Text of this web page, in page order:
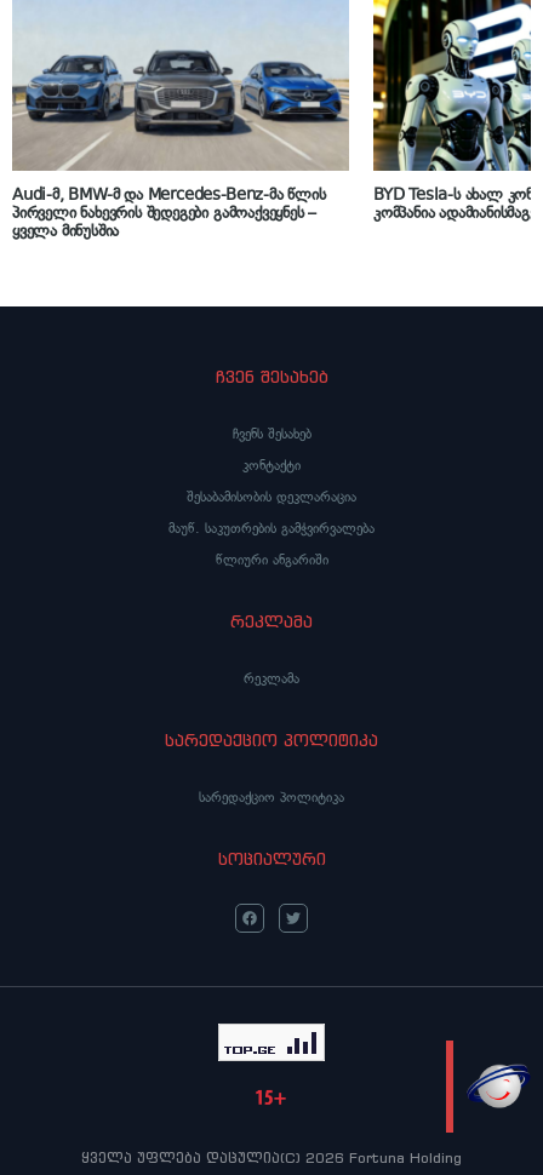
LIVE
Audi-მ, BMW-მ და Mercedes-Benz-მა წლის
პირველი ნახევრის შედეგები გამოაქვეყნეს –
ყველა მინუსშია
BYD Tesla-ს ახალ
კომპანია
ჩვენ შესახებ
ჩვენს შესახებ
კონტაქტი
შესაბამისობის დეკლარაცია
მაუწ. საკუთრების გამჭვირვალება
წლიური ანგარიში
რეკლამა
რეკლამა
სარედაქციო პოლიტიკა
სარედაქციო პოლიტიკა
სოციალური
ყველა უფლება დაცულია(C) 2026 Fortuna Holding